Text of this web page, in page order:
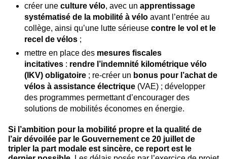
créer une culture vélo, avec un apprentissage
systématisé de la mobilité à vélo avant l’entrée au
collège, ainsi qu’une lutte sérieuse contre le vol et le
recel de vélos ;
mettre en place des mesures fiscales
incitatives : rendre l’indemnité kilométrique vélo
(IKV) obligatoire ; re-créer un bonus pour l’achat de
vélos à assistance électrique (VAE) ; développer
des programmes permettant d’encourager des
solutions de mobilités économes en énergie.
Si l’ambition pour la mobilité propre et la qualité de
l’air dévoilée par le Gouvernement ce 20 juillet de
tripler la part modale est sincère, ce report est le